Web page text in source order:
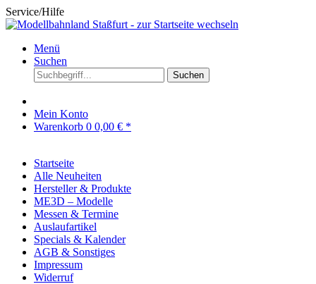
Service/Hilfe
Menü
Suchen
Suchen
Mein Konto
Warenkorb 0 0,00 € *
Startseite
Alle Neuheiten
Hersteller & Produkte
ME3D – Modelle
Messen & Termine
Auslaufartikel
Specials & Kalender
AGB & Sonstiges
Impressum
Widerruf